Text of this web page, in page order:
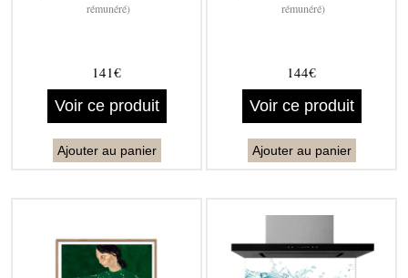
rémunéré)
141€
Voir ce produit
Ajouter au panier
rémunéré)
144€
Voir ce produit
Ajouter au panier